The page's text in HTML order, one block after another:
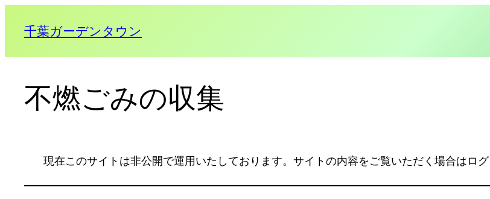
千葉ガーデンタウン
不燃ごみの収集
現在このサイトは非公開で運用いたしております。サイトの内容をご覧いただく場合はログ